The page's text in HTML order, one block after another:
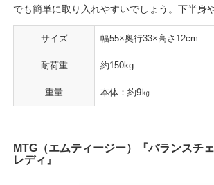
でも簡単に取り入れやすいでしょう。下半身
サイズ 幅55×奥行33×高さ12cm
耐荷重 約150kg
重量 本体：約9㎏
MTG（エムティージー）『バランスチ
レディ』